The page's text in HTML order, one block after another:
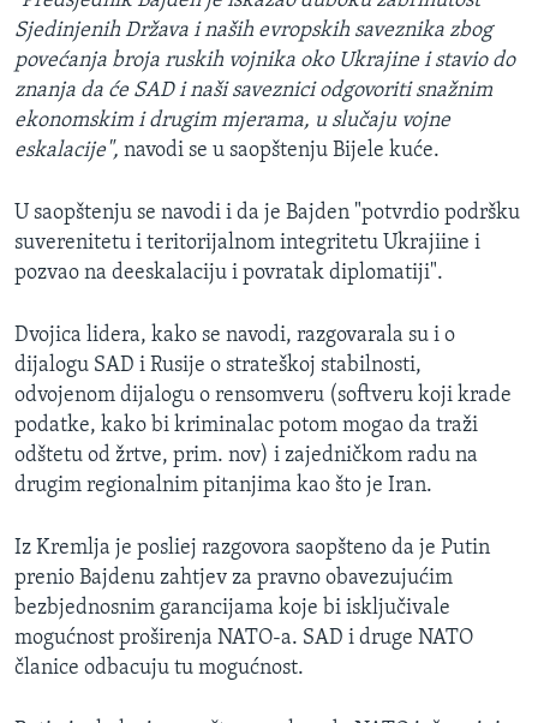
Sjedinjenih Država i naših evropskih saveznika zbog
povećanja broja ruskih vojnika oko Ukrajine i stavio do
znanja da će SAD i naši saveznici odgovoriti snažnim
ekonomskim i drugim mjerama, u slučaju vojne
eskalacije", navodi se u saopštenju Bijele kuće.
U saopštenju se navodi i da je Bajden "potvrdio podršku
suverenitetu i teritorijalnom integritetu Ukrajiine i
pozvao na deeskalaciju i povratak diplomatiji".
Dvojica lidera, kako se navodi, razgovarala su i o
dijalogu SAD i Rusije o strateškoj stabilnosti,
odvojenom dijalogu o rensomveru (softveru koji krade
podatke, kako bi kriminalac potom mogao da traži
odštetu od žrtve, prim. nov) i zajedničkom radu na
drugim regionalnim pitanjima kao što je Iran.
Iz Kremlja je posliej razgovora saopšteno da je Putin
prenio Bajdenu zahtjev za pravno obavezujućim
bezbjednosnim garancijama koje bi isključivale
mogućnost proširenja NATO-a. SAD i druge NATO
članice odbacuju tu mogućnost.